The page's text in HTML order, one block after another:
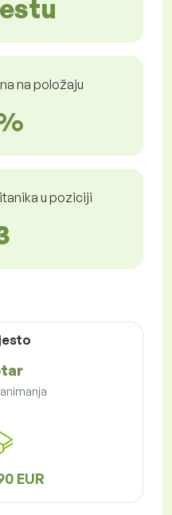
na položaju
u poziciji
EUR